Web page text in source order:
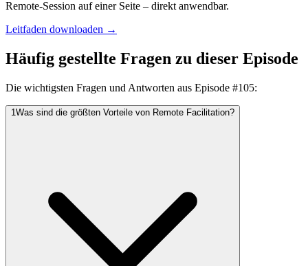
Remote-Session auf einer Seite – direkt anwendbar.
Leitfaden downloaden →
Häufig gestellte Fragen zu dieser Episode
Die wichtigsten Fragen und Antworten aus Episode #105:
1Was sind die größten Vorteile von Remote Facilitation?